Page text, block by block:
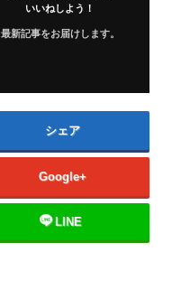
いいねしよう！
最新記事をお届けします。
シェア
Google+
LINE